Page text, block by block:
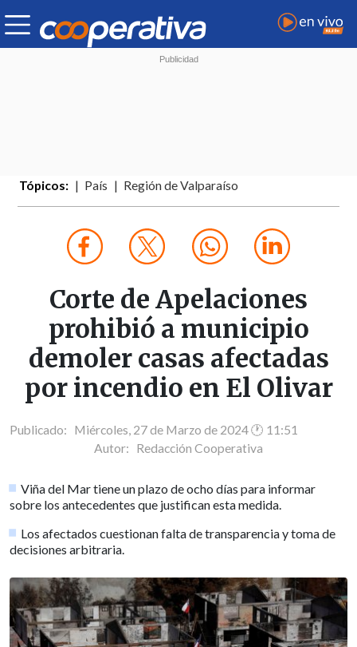
Tópicos: País Región de Valparaíso
Corte de Apelaciones
prohibió a municipio
demoler casas afectadas
por incendio en El Olivar
Publicado: Miércoles, 27 de Marzo de 2024 🕐 11:51
Autor: Redacción Cooperativa
Viña del Mar tiene un plazo de ocho días para informar
sobre los antecedentes que justifican esta medida.
Los afectados cuestionan falta de transparencia y toma de
decisiones arbitraria.